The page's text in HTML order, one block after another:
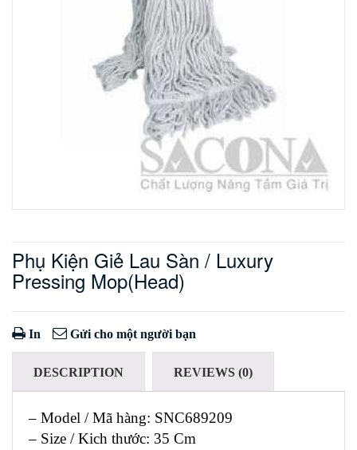
Phụ Kiện Giẻ Lau Sàn / Luxury
Pressing Mop(Head)
In Gửi cho một người bạn
DESCRIPTION REVIEWS (0)
– Model / Mã hàng: SNC689209
– Size / Kich thước: 35 Cm